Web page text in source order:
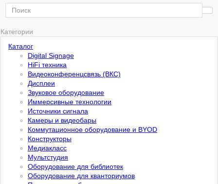
Категории
Каталог
Digital Signage
HiFi техника
Видеоконференцсвязь (ВКС)
Дисплеи
Звуковое оборудование
Иммерсивные технологии
Источники сигнала
Камеры и видеобары
Коммутационное оборудование и BYOD
Конструкторы
Медиакласс
Мультстудия
Оборудование для библиотек
Оборудование для кванториумов